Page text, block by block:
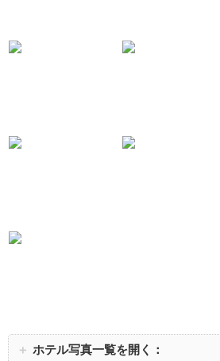
＋ ホテル写真一覧を開く：